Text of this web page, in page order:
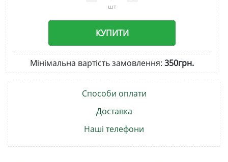
шт
КУПИТИ
Мінімальна вартість замовлення: 350грн.
Способи оплати
Доставка
Наші телефони